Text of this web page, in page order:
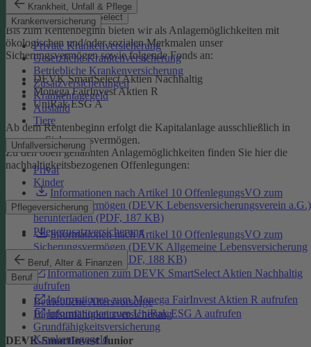
Krankheit, Unfall & Pflege
Krankenversicherung
Private Krankenversicherung
Gesetzliche Krankenversicherung
Betriebliche Krankenversicherung
Zusatzversicherungen
Krankentagegeld
Ausland
Tiere
Unfallversicherung
Privat
Kinder
Pflegeversicherung
Pflegezusatzversicherung
Beruf, Alter & Finanzen
Beruf
Betriebliche Altersvorsorge
Berufsunfähigkeitsversicherung
Grundfähigkeitsversicherung
Krankentagegeld
SpardaFlexiVorsorge Select
Bis zum Rentenbeginn bieten wir als Anlagemöglichkeiten mit
ökologischen und/oder sozialen Merkmalen unser
Sicherungsvermögen sowie folgende Fonds an:
DEVK SmartSelect Aktien Nachhaltig
Monega FairInvest Aktien R
UniRak ESG A
Ab dem Rentenbeginn erfolgt die Kapitalanlage ausschließlich in
unserem Sicherungsvermögen.
Zu den oben genannten Anlagemöglichkeiten finden Sie hier die
nachhaltigkeitsbezogenen Offenlegungen:
Informationen nach Artikel 10 OffenlegungsVO zum
Sicherungsvermögen (DEVK Lebensversicherungsverein a.G.)
herunterladen (PDF, 187 KB)
Informationen nach Artikel 10 OffenlegungsVO zum
Sicherungsvermögen (DEVK Allgemeine Lebensversicherung
AG) herunterladen (PDF, 188 KB)
Informationen zum DEVK SmartSelect Aktien Nachhaltig
aufrufen
Informationen zum Monega FairInvest Aktien R aufrufen
Informationen zum UniRak ESG A aufrufen
DEVK-SmartInvest Junior